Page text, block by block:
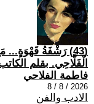
(43) رَشْفَةُ قَهْوَةٍ...
الْفَلَّاحِي. بقلم
فاطمة الفلاحي
2026 / 8 / 8
الادب والفن